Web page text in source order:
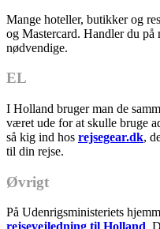
Mange hoteller, butikker og
og Mastercard. Handler du på
nødvendige.
EL
I Holland bruger man de
været ude for at skulle bruge
så kig ind hos rejsegear.dk,
til din rejse.
Øvrigt
På Udenrigsministeriets